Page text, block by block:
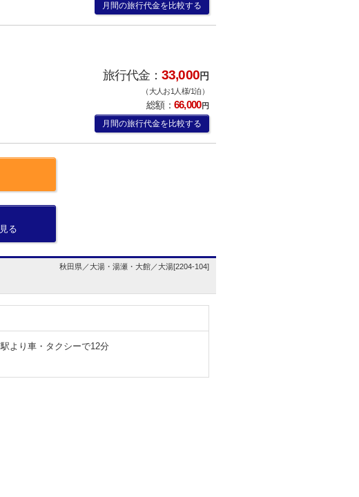
月間の旅行代金を比較する
旅行代金：33,000円
（大人お1人様/1泊）
総額： 66,000円
月間の旅行代金を比較する
る
秋田県／大湯・湯瀬・大館／大湯[2204-104]
より車・タクシーで12分